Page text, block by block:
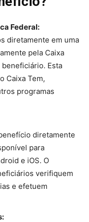
Federal:
diretamente em uma
pela Caixa
beneficiário. Esta
Caixa Tem,
programas
diretamente
para
e iOS. O
verifiquem
e efetuem